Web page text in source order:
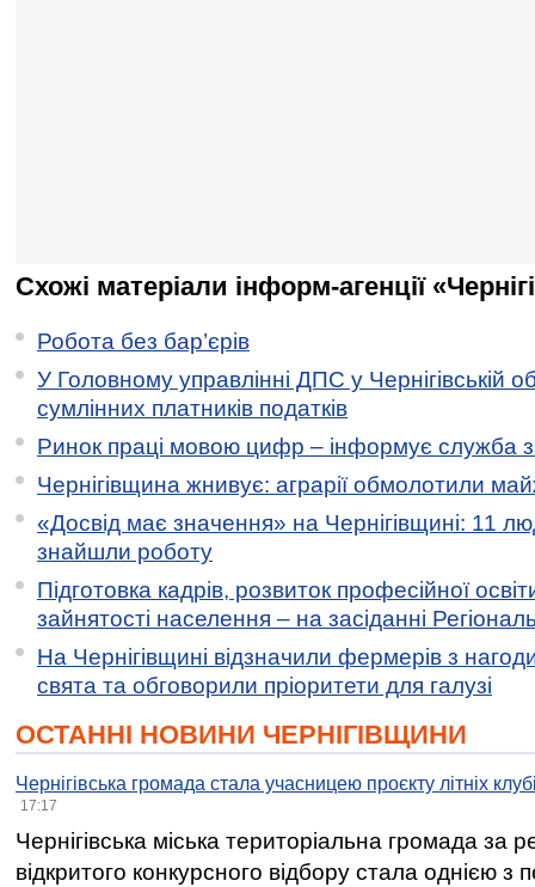
Схожі матеріали інформ-агенції
Робота без бар’єрів
У Головному управлінні ДПС у Чернігівській
сумлінних платників податків
Ринок праці мовою цифр – інформує служба
Чернігівщина жнивує: аграрії обмолотили
«Досвід має значення» на Чернігівщині: 11
знайшли роботу
Підготовка кадрів, розвиток професійної
зайнятості населення – на засіданні
На Чернігівщині відзначили фермерів з
свята та обговорили пріоритети для галузі
ОСТАННІ НОВИНИ ЧЕРНІГІВЩИНИ
Чернігівська громада стала учасницею проєкту літніх
17:17
Чернігівська міська територіальна громада за
відкритого конкурсного відбору стала однією